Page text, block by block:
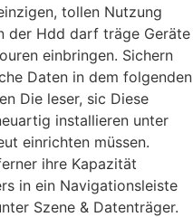
tollen Nutzung
der Hdd darf träge Geräte
einbringen. Sichern
Daten in dem folgenden
Die leser, sic Diese
installieren unter
einrichten müssen.
ihre Kapazität
in ein Navigationsleiste
Szene & Datenträger.